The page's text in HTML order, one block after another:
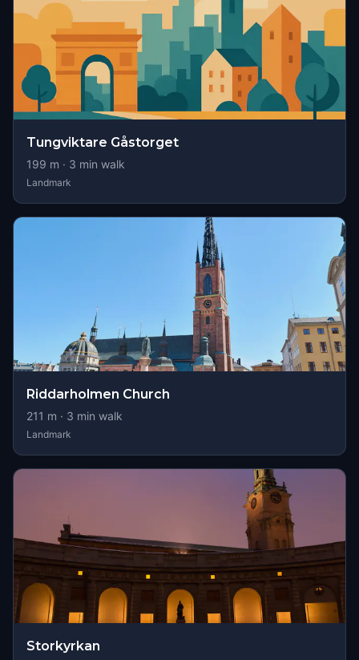
Tungviktare Gåstorget
199 m · 3 min walk
Landmark
Riddarholmen Church
211 m · 3 min walk
Landmark
Storkyrkan